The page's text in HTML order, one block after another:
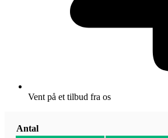
Vent på et tilbud fra os
Antal